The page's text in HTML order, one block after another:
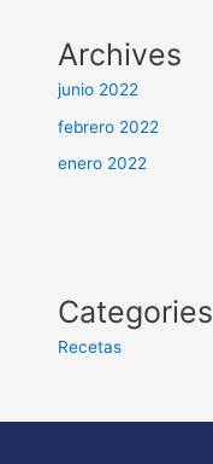
Archives
junio 2022
febrero 2022
enero 2022
Categories
Recetas